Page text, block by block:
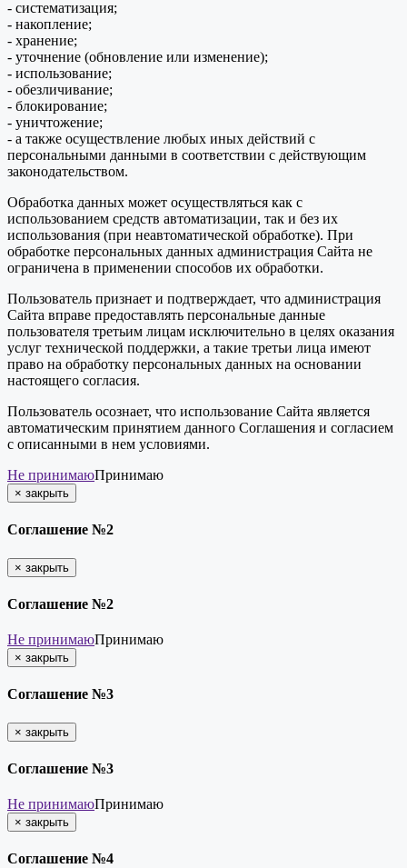
- систематизация;
- накопление;
- хранение;
- уточнение (обновление или изменение);
- использование;
- обезличивание;
- блокирование;
- уничтожение;
- а также осуществление любых иных действий с
персональными данными в соответствии с действующим
законодательством.
Обработка данных может осуществляться как с
использованием средств автоматизации, так и без их
использования (при неавтоматической обработке). При
обработке персональных данных администрация Сайта не
ограничена в применении способов их обработки.
Пользователь признает и подтверждает, что администрация
Сайта вправе предоставлять персональные данные
пользователя третьим лицам исключительно в целях оказания
услуг технической поддержки, а такие третьи лица имеют
право на обработку персональных данных на основании
настоящего согласия.
Пользователь осознает, что использование Сайта является
автоматическим принятием данного Соглашения и согласием
с описанными в нем условиями.
Не принимаюПринимаю
× закрыть
Соглашение №2
× закрыть
Соглашение №2
Не принимаюПринимаю
× закрыть
Соглашение №3
× закрыть
Соглашение №3
Не принимаюПринимаю
× закрыть
Соглашение №4